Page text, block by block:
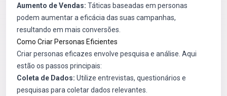
Aumento de Vendas: Táticas baseadas em personas
podem aumentar a eficácia das suas campanhas,
resultando em mais conversões.
Como Criar Personas Eficientes
Criar personas eficazes envolve pesquisa e análise. Aqui
estão os passos principais:
Coleta de Dados: Utilize entrevistas, questionários e
pesquisas para coletar dados relevantes.